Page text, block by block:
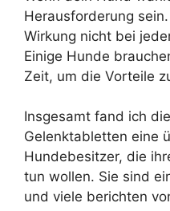
Herausforderung
Wirkung nicht bei
Einige Hunde
Zeit, um die Vorteile
Insgesamt fand ich
Gelenktabletten eine
Hundebesitzer, die
tun wollen. Sie sind
und viele berichten